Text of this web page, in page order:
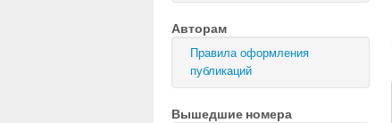
Авторам
Правила оформления
публикаций
Вышедшие номера